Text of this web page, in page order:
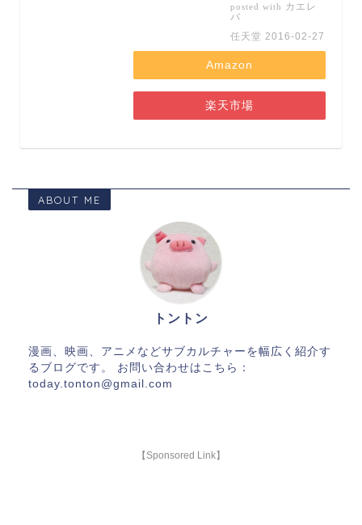
posted with カエレ
バ
任天堂 2016-02-27
Amazon
楽天市場
ABOUT ME
トントン
漫画、映画、アニメなどサブカルチャーを幅広く紹介す
るブログです。 お問い合わせはこちら：
today.tonton@gmail.com
【Sponsored Link】